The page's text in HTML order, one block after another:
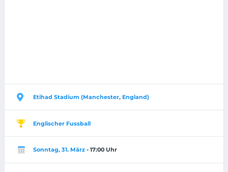
Etihad Stadium (Manchester, England)
Englischer Fussball
Sonntag, 31. März - 17:00 Uhr